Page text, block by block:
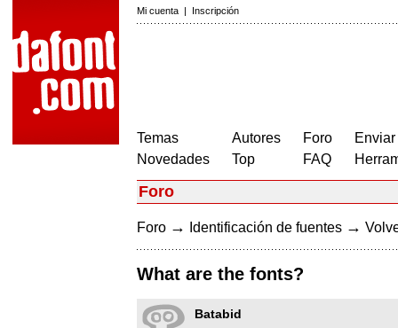
Mi cuenta | Inscripción
Temas
Novedades
Autores
Top
Foro
FAQ
Foro
Foro → Identificación de fuentes →
What are the fonts?
Batabid